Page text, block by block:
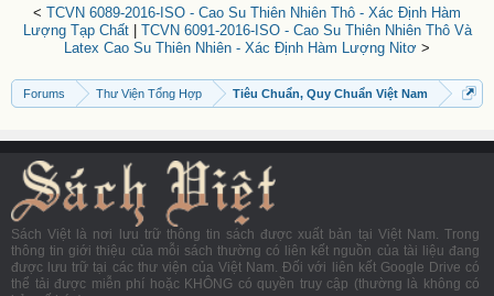
< TCVN 6089-2016-ISO - Cao Su Thiên Nhiên Thô - Xác Định Hàm
Lượng Tạp Chất| TCVN 6091-2016-ISO - Cao Su Thiên Nhiên Thô Và
Latex Cao Su Thiên Nhiên - Xác Định Hàm Lượng Nitơ >
Forums Thư Viện Tổng Hợp Tiêu Chuẩn, Quy Chuẩn Việt Nam
Sách Việt là nơi lưu trữ thông tin sách được xuất bản tại Việt Nam. Trong
thông tin giới thiệu của mỗi sách thường có liên kết nguồn của tài liệu đang
được lưu trữ tại các thư viện của Việt Nam. Đối với liên kết Google Drive có
thể tải được miễn phí hoặc KHÔNG có quyền truy cập (thường là không có